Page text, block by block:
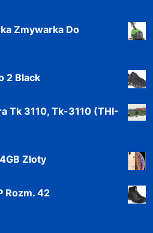
Zmywarka Do
2 Black
Tk 3110, Tk-3110 (THI-
Złoty
Rozm. 42